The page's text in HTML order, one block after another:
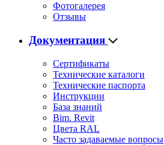
Фотогалерея
Отзывы
Документация
Сертификаты
Технические каталоги
Технические паспорта
Инструкции
База знаний
Bim. Revit
Цвета RAL
Часто задаваемые вопросы